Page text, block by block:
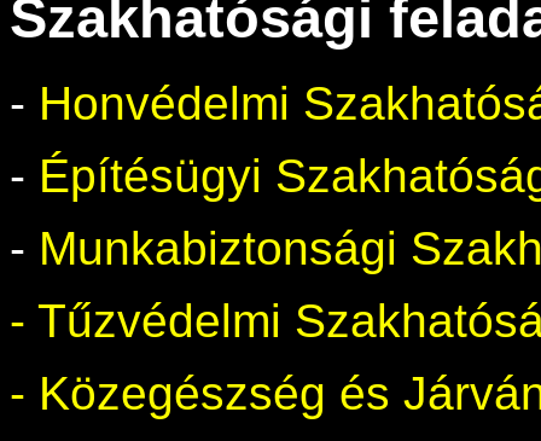
Szakhatósági
- Honvédelmi
- Építésügyi
- Munkabiztonsági
- Tűzvédelmi
- Közegészség és